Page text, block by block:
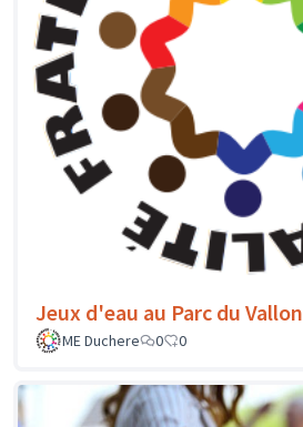
Jeux d'eau au Parc du Vallon
ME Duchere
0 0